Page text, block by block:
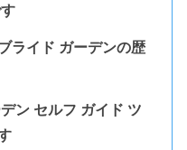
ライド ガーデンの歴
ン セルフ ガイド ツ